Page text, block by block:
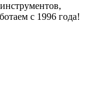
с 1996 года!